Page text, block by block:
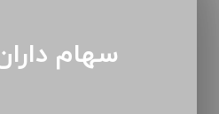
سهام